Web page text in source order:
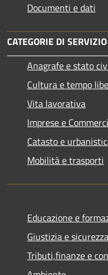
Documenti e dati
CATEGORIE DI SERVIZIO
Anagrafe e stato
Cultura e tempo
Vita lavorativa
Imprese e
Catasto e
Mobilità e trasporti
Educazione e
Giustizia e
Tributi,finanze e